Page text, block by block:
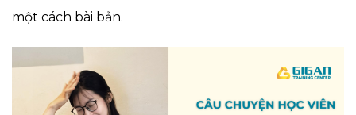
một cách bài bản.